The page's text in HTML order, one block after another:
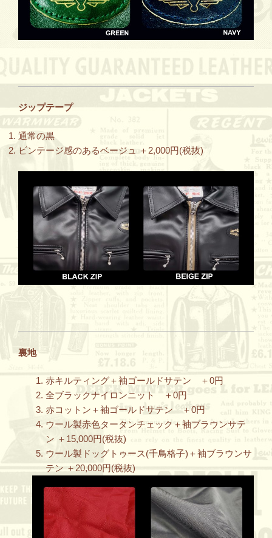
ジップテープ
通常の黒
ビンテージ感のあるベージュ ＋2,000円(税抜)
裏地
赤キルティング＋袖ゴールドサテン ＋0円
全ブラックナイロンニット ＋0円
赤コットン＋袖ゴールドサテン ＋0円
ウール製赤色タータンチェック＋袖ブラウンサテ
ン ＋15,000円(税抜)
ウール製ドッグトゥース(千鳥格子)＋袖ブラウンサ
テン ＋20,000円(税抜)